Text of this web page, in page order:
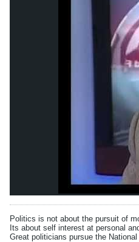
Politics is not about the pursuit of
Its about self interest at personal
Great politicians pursue the